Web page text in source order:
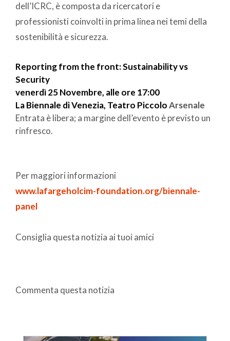
dell’ICRC, è composta da ricercatori e
professionisti coinvolti in prima linea nei temi della
sostenibilità e sicurezza.
Reporting from the front: Sustainability vs
Security
venerdì 25 Novembre, alle ore 17:00
La Biennale di Venezia, Teatro PiccoloArsenale
Entrata è libera; a margine dell’evento è previsto un
rinfresco.
Per maggiori informazioni
www.lafargeholcim-foundation.org/biennale-
panel
Consiglia questa notizia ai tuoi amici
Commenta questa notizia